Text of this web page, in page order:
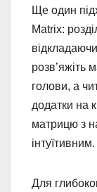
Ще один
Matrix:
розв’яжіть
голови, а
додатки на
матрицю з
інтуїтивним.
Для